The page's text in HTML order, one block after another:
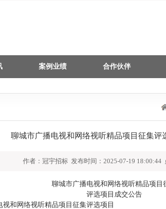
案例业绩 合作伙伴
聊城市广播电视和网络视听精品项目征集评
作者：冠宇招标 发布时间：2025-07-19 18:00:44
聊城市广播电视和网络视听精品项目
评选项目成交公告
和网络视听精品项目征集评选项目